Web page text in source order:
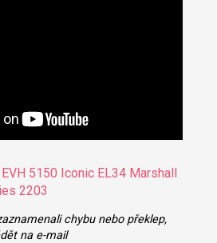
EVH 5150 Iconic EL34 Marshall
2203
chybu nebo překlep,
na e-mail